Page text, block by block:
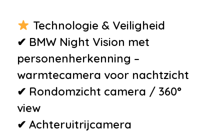
•Regensensor
•Sportstoelen
•Stuurbekrachtiging
snelheidsafhankelijk
•USB-aansluiting
•USB-aansluiting achterbank
Milieu
Technologie & Veiligheid
✔ BMW Night Vision met
personenherkenning –
warmtecamera voor nachtzicht
✔ Rondomzicht camera / 360°
view
✔ Achteruitrijcamera